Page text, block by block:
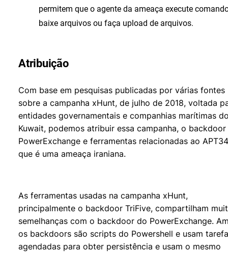
permitem que o agente da ameaça execute
baixe arquivos ou faça upload de arquivos.
Atribuição
Com base em pesquisas publicadas por várias fontes
sobre a campanha xHunt, de julho de 2018, voltada
entidades governamentais e companhias marítimas
Kuwait, podemos atribuir essa campanha, o
PowerExchange e ferramentas relacionadas ao
que é uma ameaça iraniana.
As ferramentas usadas na campanha xHunt,
principalmente o backdoor TriFive, compartilham
semelhanças com o backdoor do PowerExchange.
os backdoors são scripts do Powershell e usam
agendadas para obter persistência e usam o mesmo